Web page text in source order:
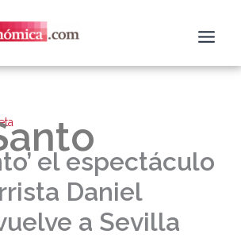
el espectáculo
Daniel
a Sevilla